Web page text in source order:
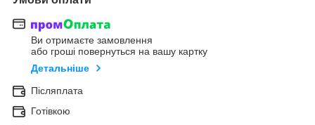
Ви отримаєте замовлення
або гроші повернуться на вашу картку
Детальніше
Післяплата
Готівкою